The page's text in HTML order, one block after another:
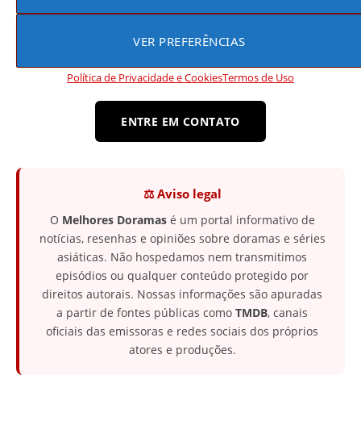
VER PREFERÊNCIAS
Política de Privacidade e CookiesTermos de Uso
noviki Rakutene naNetflix.
Encontrou algum erro?
ENTRE EM CONTATO
⚖️ Aviso legal
O Melhores Doramasé um portal informativo de
notícias, resenhas e opiniões sobre doramas e séries
asiáticas. Não hospedamos nem transmitimos
episódios ou qualquer conteúdo protegido por
direitos autorais. Nossas informações são apuradas
a partir de fontes públicas como TMDB, canais
oficiais das emissoras e redes sociais dos próprios
atores e produções.